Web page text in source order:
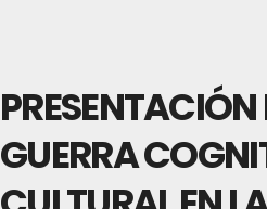
PRESENTACIÓN
GUERRA